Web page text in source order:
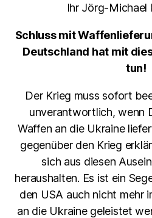
Ihr Jörg-Michael
Schluss mit
Deutschland hat mit
tun!
Der Krieg muss sofort
unverantwortlich, wenn
Waffen an die Ukraine
gegenüber den Krieg
sich aus diesen
heraushalten. Es ist ein
den USA auch nicht mehr
an die Ukraine geleistet